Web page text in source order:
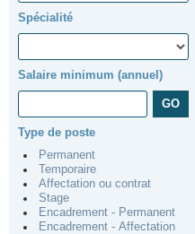
Spécialité
Salaire minimum (annuel)
Type de poste
Permanent
Temporaire
Affectation ou contrat
Stage
Encadrement - Permanent
Encadrement - Affectation